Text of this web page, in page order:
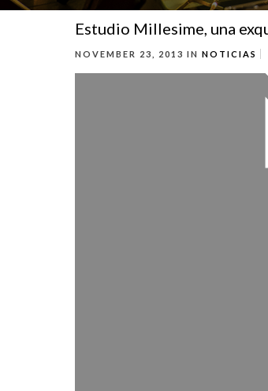
Estudio Millesime, una
NOVEMBER 23, 2013 IN NOTICIAS